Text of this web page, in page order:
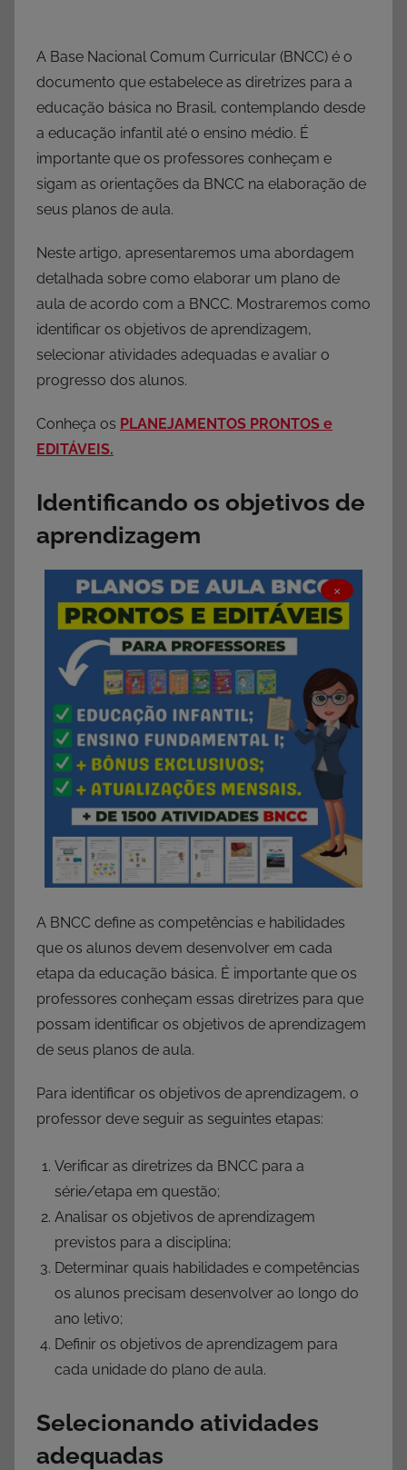
A Base Nacional Comum Curricular (BNCC) é o
documento que estabelece as diretrizes para a
educação básica no Brasil, contemplando desde
a educação infantil até o ensino médio. É
importante que os professores conheçam e
sigam as orientações da BNCC na elaboração de
seus planos de aula.
Neste artigo, apresentaremos uma abordagem
detalhada sobre como elaborar um plano de
aula de acordo com a BNCC. Mostraremos como
identificar os objetivos de aprendizagem,
selecionar atividades adequadas e avaliar o
progresso dos alunos.
Conheça os PLANEJAMENTOS PRONTOS e
EDITÁVEIS.
Identificando os objetivos de
aprendizagem
×
A BNCC define as competências e habilidades
que os alunos devem desenvolver em cada
etapa da educação básica. É importante que os
professores conheçam essas diretrizes para que
possam identificar os objetivos de aprendizagem
de seus planos de aula.
Para identificar os objetivos de aprendizagem, o
professor deve seguir as seguintes etapas:
Verificar as diretrizes da BNCC para a
série/etapa em questão;
Analisar os objetivos de aprendizagem
previstos para a disciplina;
Determinar quais habilidades e competências
os alunos precisam desenvolver ao longo do
ano letivo;
Definir os objetivos de aprendizagem para
cada unidade do plano de aula.
Selecionando atividades
adequadas